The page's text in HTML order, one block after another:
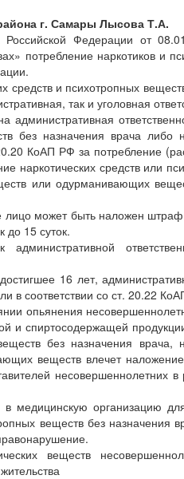
г. Самары Лысова Т.А.
Российской Федерации от
потребление наркотиков и
средств и психотропных
так и уголовная
без назначения врача либо
КоАП РФ за потребление
наркотических средств или
или одурманивающих
лицо может быть наложен
до 15 суток.
16 лет,
в соответствии со ст. 20.22
опьянения
и спиртосодержащей
без назначения врача,
веществ влечет
несовершеннолетних
медицинскую организацию
веществ без назначения
веществ